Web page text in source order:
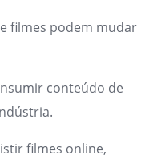
filmes podem mudar
conteúdo de
filmes online,